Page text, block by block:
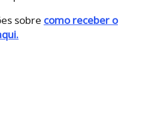
sobre como receber o